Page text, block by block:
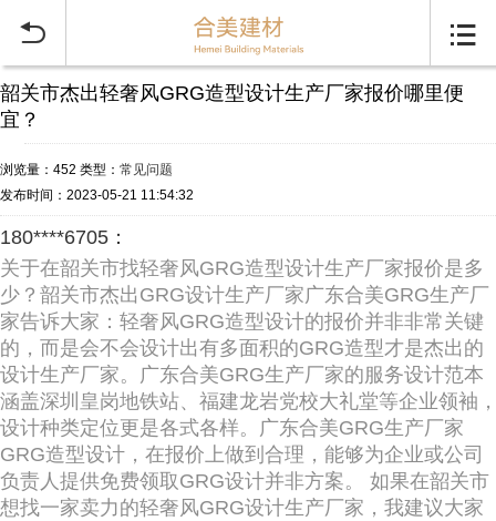
 
韶关市杰出轻奢风GRG造型设计生产厂家报价哪里便
宜？
浏览量：452 类型： 常见问题
发布时间：2023-05-21 11:54:32
180****6705：
关于在韶关市找轻奢风GRG造型设计生产厂家报价是多
少？韶关市杰出GRG设计生产厂家广东合美GRG生产厂
家告诉大家：轻奢风GRG造型设计的报价并非非常关键
的，而是会不会设计出有多面积的GRG造型才是杰出的
设计生产厂家。广东合美GRG生产厂家的服务设计范本
涵盖深圳皇岗地铁站、福建龙岩党校大礼堂等企业领袖
设计种类定位更是各式各样。广东合美GRG生产厂家
GRG造型设计，在报价上做到合理，能够为企业或公司
负责人提供免费领取GRG设计并非方案。 如果在韶关市
想找一家卖力的轻奢风GRG设计生产厂家，我建议大家